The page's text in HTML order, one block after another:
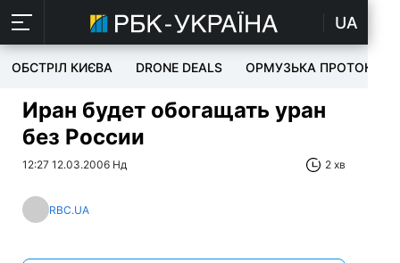
UA
ОБСТРІЛ КИЄВА DRONE DEALS ОРМУЗЬКА ПРОТОКА
Иран будет обогащать уран
без России
12:27 12.03.2006 Нд 2 хв
RBC.UA